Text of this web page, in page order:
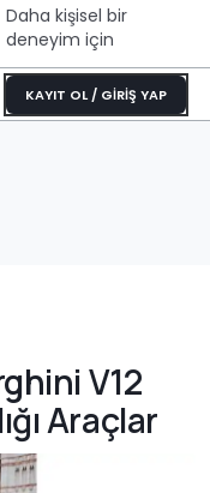
Daha kişisel bir
deneyim için
KAYIT OL / GİRİŞ YAP
V12
Araçlar